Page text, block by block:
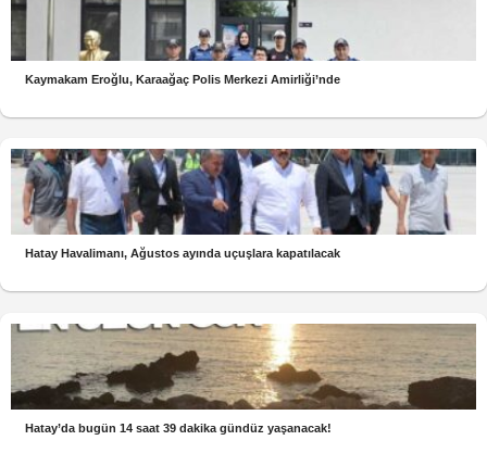
Kaymakam Eroğlu, Karaağaç Polis Merkezi Amirliği’nde
Hatay Havalimanı, Ağustos ayında uçuşlara kapatılacak
Hatay’da bugün 14 saat 39 dakika gündüz yaşanacak!